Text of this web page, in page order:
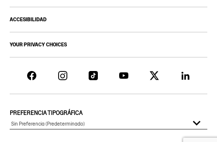
ACCESIBILIDAD
YOUR PRIVACY CHOICES
PREFERENCIA TIPOGRÁFICA